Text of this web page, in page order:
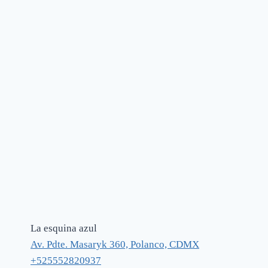
La esquina azul
Av. Pdte. Masaryk 360, Polanco, CDMX
+525552820937